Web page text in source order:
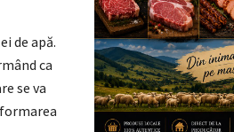
de apă.
ca
se va